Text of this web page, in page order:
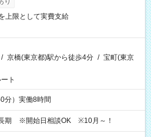
上限として実費支給
/ 京橋(東京都)駅から徒歩4分 / 宝町(東京
ト
分）実働8時間
期 ※開始日相談OK ※10月～！